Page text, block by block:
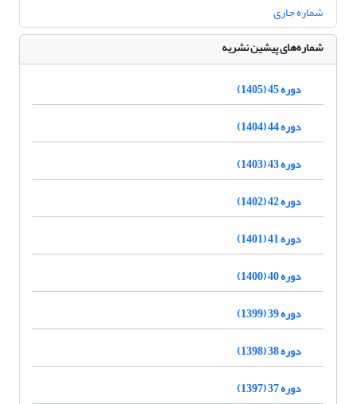
شماره جاری
شماره‌های پیشین نشریه
دوره 45 (1405)
دوره 44 (1404)
دوره 43 (1403)
دوره 42 (1402)
دوره 41 (1401)
دوره 40 (1400)
دوره 39 (1399)
دوره 38 (1398)
دوره 37 (1397)